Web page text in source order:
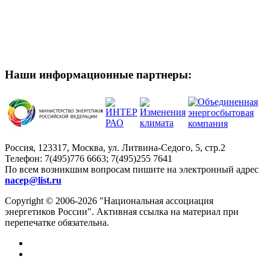
Наши информационные партнеры:
Россия, 123317, Москва, ул. Литвина-Седого, 5, стр.2
Телефон: 7(495)776 6663; 7(495)255 7641
По всем возникшим вопросам пишите на электронный адрес
nacep@list.ru
Copyright © 2006-2026 "Национальная ассоциация
энергетиков России". Активная ссылка на материал при
перепечатке обязательна.